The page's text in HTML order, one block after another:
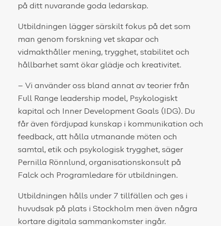
på ditt nuvarande goda ledarskap.
Utbildningen lägger särskilt fokus på det som
man genom forskning vet skapar och
vidmakthåller mening, trygghet, stabilitet och
hållbarhet samt ökar glädje och kreativitet.
– Vi använder oss bland annat av teorier från
Full Range leadership model, Psykologiskt
kapital och Inner Development Goals (IDG). Du
får även fördjupad kunskap i kommunikation och
feedback, att hålla utmanande möten och
samtal, etik och psykologisk trygghet, säger
Pernilla Rönnlund, organisationskonsult på
Falck och Programledare för utbildningen.
Utbildningen hålls under 7 tillfällen och ges i
huvudsak på plats i Stockholm men även några
kortare digitala sammankomster ingår.